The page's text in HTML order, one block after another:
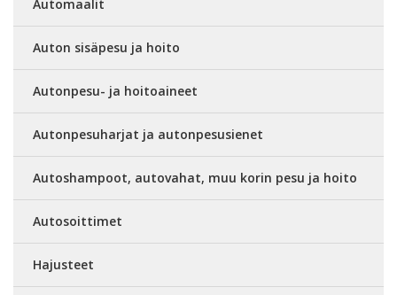
Automaalit
Auton sisäpesu ja hoito
Autonpesu- ja hoitoaineet
Autonpesuharjat ja autonpesusienet
Autoshampoot, autovahat, muu korin pesu ja hoito
Autosoittimet
Hajusteet